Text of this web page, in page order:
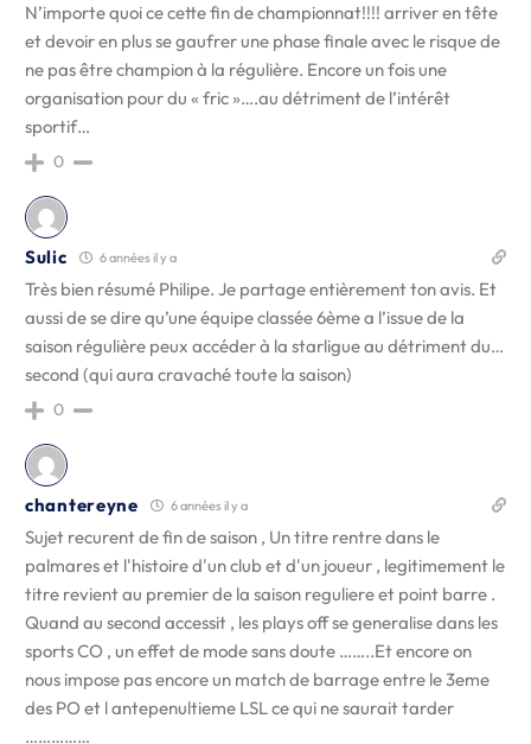
N’importe quoi ce cette fin de championnat!!!! arriver en tête
et devoir en plus se gaufrer une phase finale avec le risque de
ne pas être champion à la régulière. Encore un fois une
organisation pour du « fric »….au détriment de l’intérêt
sportif…
0
Sulic 6 années il y a
Très bien résumé Philipe. Je partage entièrement ton avis. Et
aussi de se dire qu’une équipe classée 6ème a l’issue de la
saison régulière peux accéder à la starligue au détriment du…
second (qui aura cravaché toute la saison)
0
chantereyne 6 années il y a
Sujet recurent de fin de saison , Un titre rentre dans le
palmares et l'histoire d'un club et d'un joueur , legitimement le
titre revient au premier de la saison reguliere et point barre .
Quand au second accessit , les plays off se generalise dans les
sports CO , un effet de mode sans doute ……..Et encore on
nous impose pas encore un match de barrage entre le 3eme
des PO et l antepenultieme LSL ce qui ne saurait tarder
……………